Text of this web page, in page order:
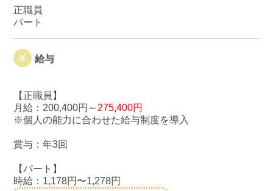
正職員
パート
給与
【正職員】
月給：200,400円～ 275,400円
※個人の能力に合わせた給与制度を導入
賞与：年3回
【パート】
時給：1,178円〜1,278円